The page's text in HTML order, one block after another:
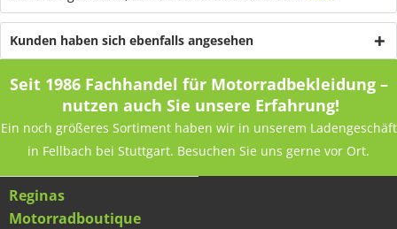
Kunden haben sich ebenfalls angesehen
Seit 1986 Fachhandel für Motorradbekleidung –
nutzen auch Sie unsere Erfahrung!
Ein noch größeres Sortiment haben wir in unserem Ladengeschäft
in Fellbach bei Stuttgart. Besuchen Sie uns gerne vor Ort.
Reginas
Motorradboutique